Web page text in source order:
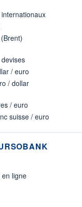
/ euro
/ dollar
/ euro
suisse / euro
ligne